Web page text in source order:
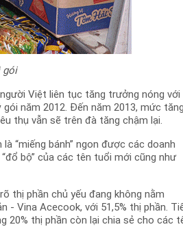
gói
Việt liên tục tăng trưởng nóng với
năm 2012. Đến năm 2013, mức tăng
thụ vẫn sẽ trên đà tăng chậm lại.
“miếng bánh” ngon được các doanh
bộ” của các tên tuổi mới cũng như
thị phần chủ yếu đang không nằm
- Vina Acecook, với 51,5% thị phần.
20% thị phần còn lại chia sẻ cho các